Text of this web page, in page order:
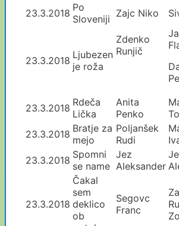
23.3.2018 Po
Sloveniji Zajc Niko
23.3.2018 Ljubezen
je roža
Zdenko
Runjič
23.3.2018 Rdeča
Lička
Anita
Penko
23.3.2018 Bratje za
mejo
Poljanšek
Rudi
23.3.2018 Spomni
se name
Jez
Aleksander
23.3.2018
Čakal
sem
deklico
ob
Segovc
Franc